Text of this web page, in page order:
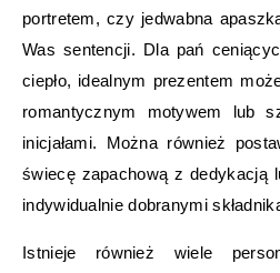
portretem, czy jedwabna
Was sentencji. Dla pań
ciepło, idealnym prezentem
romantycznym motywem lub
inicjałami. Można również
świecę zapachową z dedykacją
indywidualnie dobranymi
Istnieje również wiele